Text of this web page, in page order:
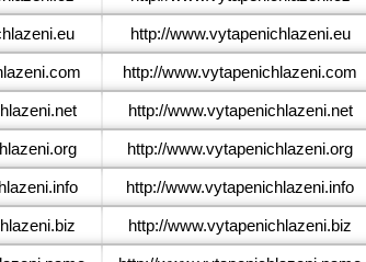
http://www.vytapenichlazeni.eu
http://www.vytapenichlazeni.com
http://www.vytapenichlazeni.net
http://www.vytapenichlazeni.org
http://www.vytapenichlazeni.info
http://www.vytapenichlazeni.biz